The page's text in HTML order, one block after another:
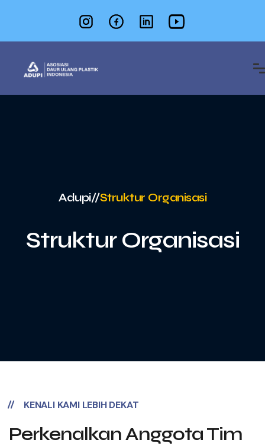
Adupi//Struktur Organisasi
Struktur Organisasi
KENALI KAMI LEBIH DEKAT
Perkenalkan AnggotaTim